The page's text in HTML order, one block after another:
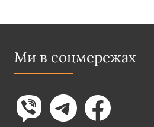
Ми в соцмережах